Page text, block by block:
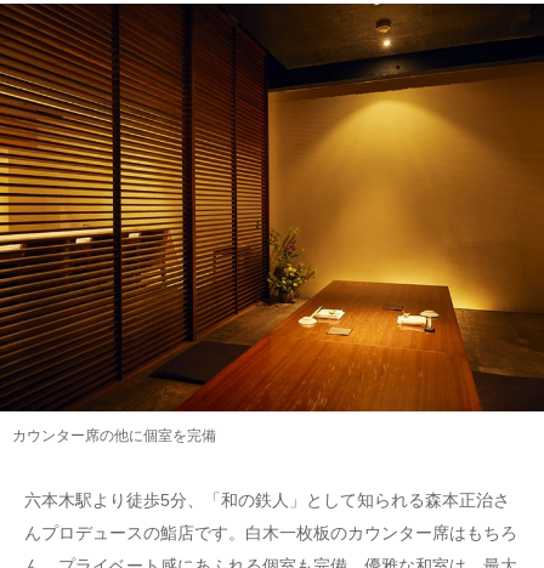
カウンター席の他に個室を完備
六本木駅より徒歩5分、「和の鉄人」として知られる森本正治さ
んプロデュースの鮨店です。白木一枚板のカウンター席はもちろ